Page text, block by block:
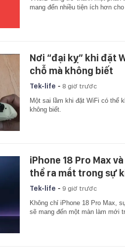
mang đến nhiều tiện ích hơn
Nơi “đại kỵ” khi đặt
chỗ mà không biết
Tek-life - 8 giờ trước
Một sai lầm khi đặt WiFi có thể
không biết.
iPhone 18 Pro Max
thể ra mắt trong sự
Tek-life - 9 giờ trước
Không chỉ iPhone 18 Pro Max,
sẽ mang đến một màn làm mới